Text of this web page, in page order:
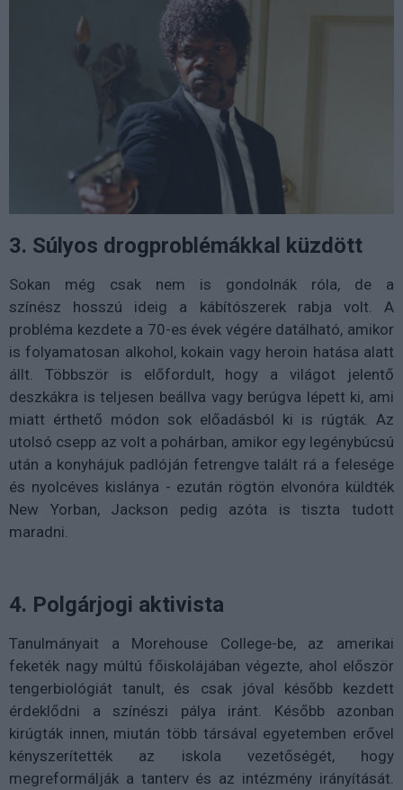
3. Súlyos drogproblémákkal küzdött
Sokan még csak nem is gondolnák róla, de a
színész hosszú ideig a kábítószerek rabja volt. A
probléma kezdete a 70-es évek végére datálható, amikor
is folyamatosan alkohol, kokain vagy heroin hatása alatt
állt. Többször is előfordult, hogy a világot jelentő
deszkákra is teljesen beállva vagy berúgva lépett ki, ami
miatt érthető módon sok előadásból ki is rúgták. Az
utolsó csepp az volt a pohárban, amikor egy legénybúcsú
után a konyhájuk padlóján fetrengve talált rá a felesége
és nyolcéves kislánya - ezután rögtön elvonóra küldték
New Yorban, Jackson pedig azóta is tiszta tudott
maradni.
4. Polgárjogi aktivista
Tanulmányait a Morehouse College-be, az amerikai
feketék nagy múltú főiskolájában végezte, ahol először
tengerbiológiát tanult, és csak jóval később kezdett
érdeklődni a színészi pálya iránt. Később azonban
kirúgták innen, miután több társával egyetemben erővel
kényszerítették az iskola vezetőségét, hogy
megreformálják a tanterv és az intézmény irányítását.